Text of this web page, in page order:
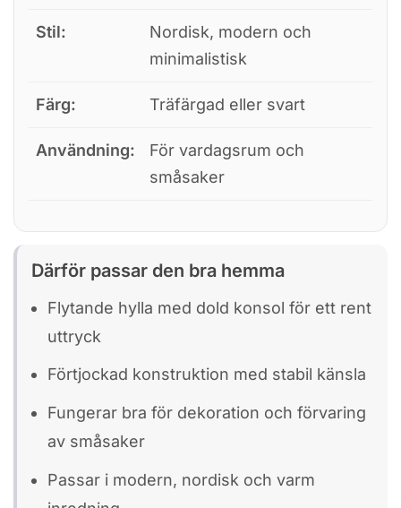
Stil:
Nordisk, modern och
minimalistisk
Färg: Träfärgad eller svart
Användning:
För vardagsrum och
småsaker
Därför passar den bra hemma
Flytande hylla med dold konsol för ett rent
uttryck
Förtjockad konstruktion med stabil känsla
Fungerar bra för dekoration och förvaring
av småsaker
Passar i modern, nordisk och varm